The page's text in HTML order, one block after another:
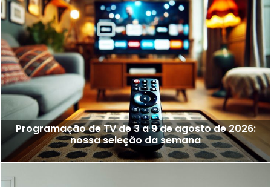
Programação de TV de 3 a 9 de agosto de 2026:
nossa seleção da semana